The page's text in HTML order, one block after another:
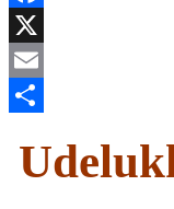
Facebook
X
Email